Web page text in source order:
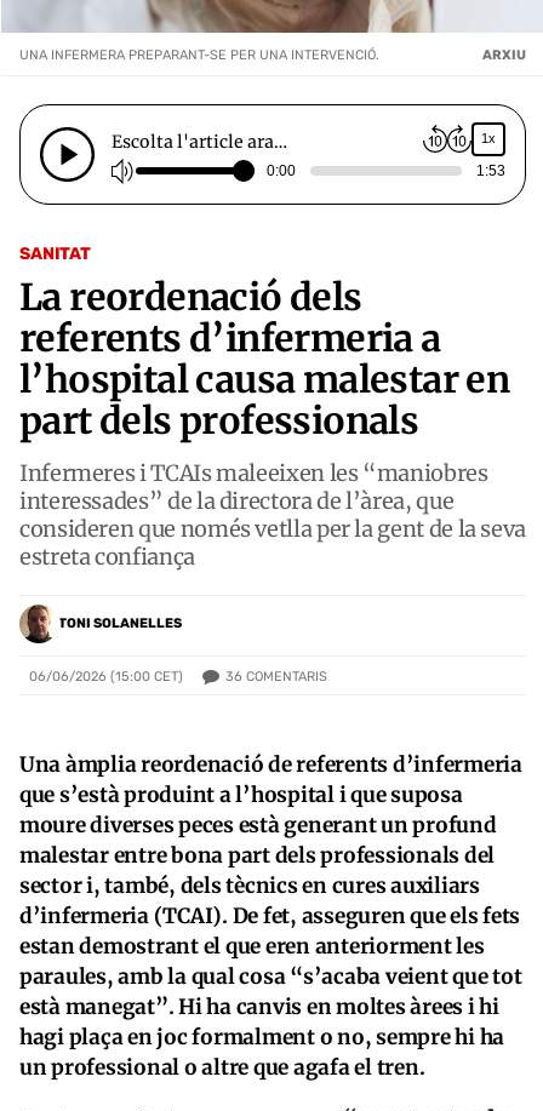
SANITAT
La reordenació dels
referents d’infermeria a
l’hospital causa malestar en
part dels professionals
Infermeres i TCAIs maleeixen les “maniobres
interessades” de la directora de l’àrea, que
consideren que només vetlla per la gent de la seva
estreta confiança
TONI SOLANELLES
06/06/2026 (15:00 CET) 36 COMENTARIS
UNA INFERMERA PREPARANT-SE PER UNA INTERVENCIÓ. ARXIU
Escolta l'article ara… 1x
0:00 1:53
Una àmplia reordenació de referents d’infermeria
que s’està produint a l’hospital i que suposa
moure diverses peces està generant un profund
malestar entre bona part dels professionals del
sector i, també, dels tècnics en cures auxiliars
d’infermeria (TCAI). De fet, asseguren que els fets
estan demostrant el que eren anteriorment les
paraules, amb la qual cosa “s’acaba veient que tot
està manegat”. Hi ha canvis en moltes àrees i hi
hagi plaça en joc formalment o no, sempre hi ha
un professional o altre que agafa el tren.